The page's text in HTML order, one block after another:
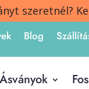
szeretnél?
Blog
Ásványok